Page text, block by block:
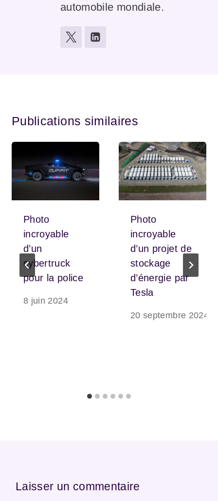
automobile mondiale.
Publications similaires
Photo
incroyable
d’un
cybertruck
pour la police
8 juin 2024
Photo
incroyable
d’un projet de
stockage
d’énergie par
Tesla
20 septembre 2024
Laisser un commentaire